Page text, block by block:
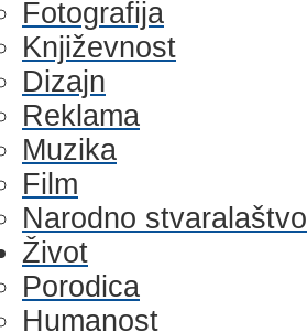
Fotografija
Književnost
Dizajn
Reklama
Muzika
Film
Narodno stvaralaštvo
Život
Porodica
Humanost